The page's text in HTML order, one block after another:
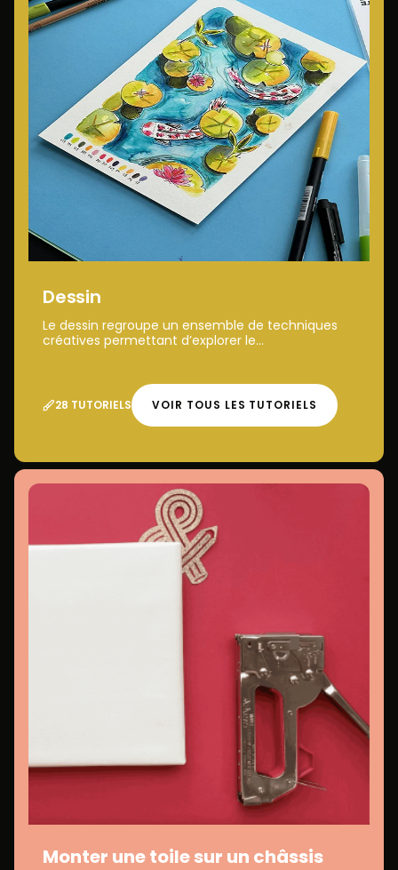
Dessin
Le dessin regroupe un ensemble de techniques
créatives permettant d’explorer le...
28 TUTORIELS VOIR TOUS LES TUTORIELS
Monter une toile sur un châssis